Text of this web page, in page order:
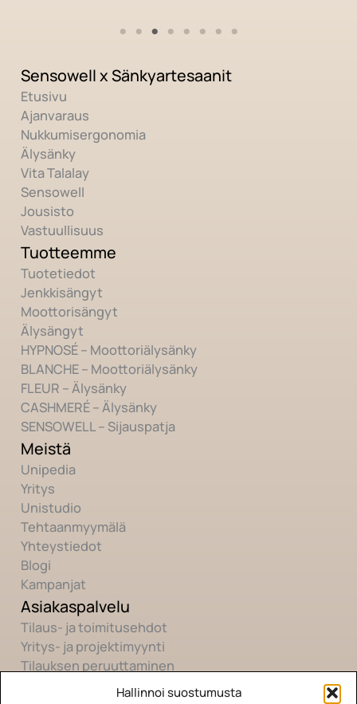
Hallinnoi suostumusta
Sensowell x Sänkyartesaanit
Etusivu
Ajanvaraus
Nukkumisergonomia
Älysänky
Vita Talalay
Sensowell
Jousisto
Vastuullisuus
Tuotteemme
Tuotetiedot
Jenkkisängyt
Moottorisängyt
Älysängyt
HYPNOSÉ – Moottoriälysänky
BLANCHE – Moottoriälysänky
FLEUR – Älysänky
CASHMERÉ – Älysänky
SENSOWELL – Sijauspatja
Meistä
Unipedia
Yritys
Unistudio
Tehtaanmyymälä
Yhteystiedot
Blogi
Kampanjat
Asiakaspalvelu
Tilaus- ja toimitusehdot
Yritys- ja projektimyynti
Tilauksen peruuttaminen